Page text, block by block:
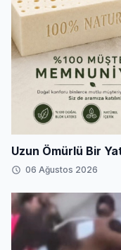
Uzun Ömürlü Bir
06 Ağustos 2026